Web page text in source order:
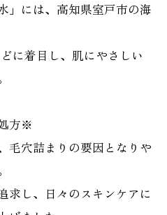
」には、高知県室戸市の海
に着目し、肌にやさしい
方※
毛穴詰まりの要因となりや
求し、日々のスキンケアに